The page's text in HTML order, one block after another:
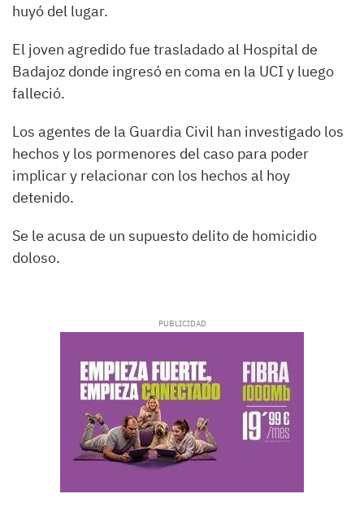
huyó del lugar.
El joven agredido fue trasladado al Hospital de
Badajoz donde ingresó en coma en la UCI y luego
falleció.
Los agentes de la Guardia Civil han investigado los
hechos y los pormenores del caso para poder
implicar y relacionar con los hechos al hoy
detenido.
Se le acusa de un supuesto delito de homicidio
doloso.